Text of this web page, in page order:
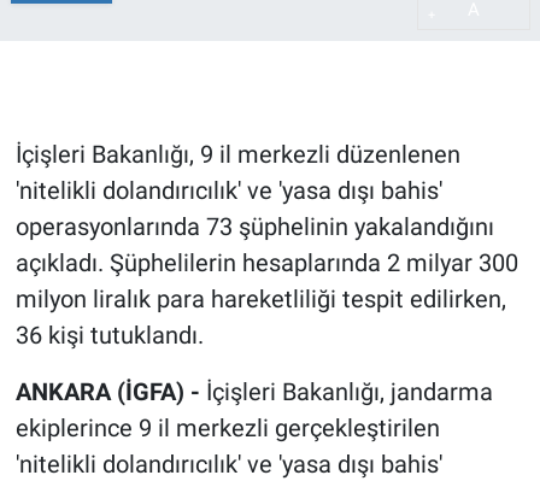
İçişleri Bakanlığı, 9 il merkezli düzenlenen
'nitelikli dolandırıcılık' ve 'yasa dışı bahis'
operasyonlarında 73 şüphelinin yakalandığını
açıkladı. Şüphelilerin hesaplarında 2 milyar 300
milyon liralık para hareketliliği tespit edilirken,
36 kişi tutuklandı.
ANKARA (İGFA) - İçişleri Bakanlığı, jandarma
ekiplerince 9 il merkezli gerçekleştirilen
'nitelikli dolandırıcılık' ve 'yasa dışı bahis'